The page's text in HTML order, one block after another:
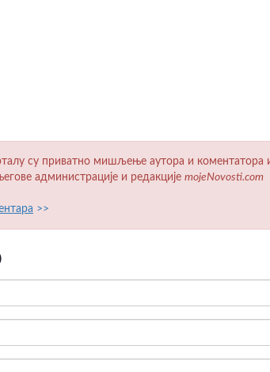
су приватно мишљење аутора и коментатора
администрације и редакције mojeNovosti.com
>>